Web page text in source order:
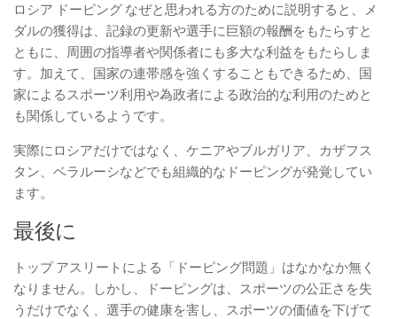
ロシア ドーピング なぜと思われる方のために説明すると、メ
ダルの獲得は、記録の更新や選手に巨額の報酬をもたらすと
ともに、周囲の指導者や関係者にも多大な利益をもたらしま
す。加えて、国家の連帯感を強くすることもできるため、国
家によるスポーツ利用や為政者による政治的な利用のためと
も関係しているようです。
実際にロシアだけではなく、ケニアやブルガリア、カザフス
タン、ベラルーシなどでも組織的なドーピングが発覚してい
ます。
最後に
トップ アスリートによる「ドーピング問題」はなかなか無く
なりません。しかし、ドーピングは、スポーツの公正さを失
うだけでなく、選手の健康を害し、スポーツの価値を下げて